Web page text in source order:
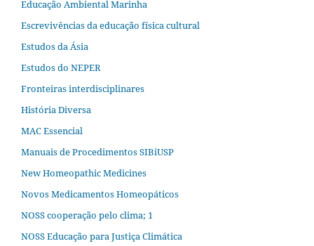
Educação Ambiental Marinha
Escrevivências da educação física cultural
Estudos da Ásia​
Estudos do NEPER
Fronteiras interdisciplinares
História Diversa
MAC Essencial
Manuais de Procedimentos SIBiUSP
New Homeopathic Medicines
Novos Medicamentos Homeopáticos
NOSS cooperação pelo clima; 1
NOSS Educação para Justiça Climática